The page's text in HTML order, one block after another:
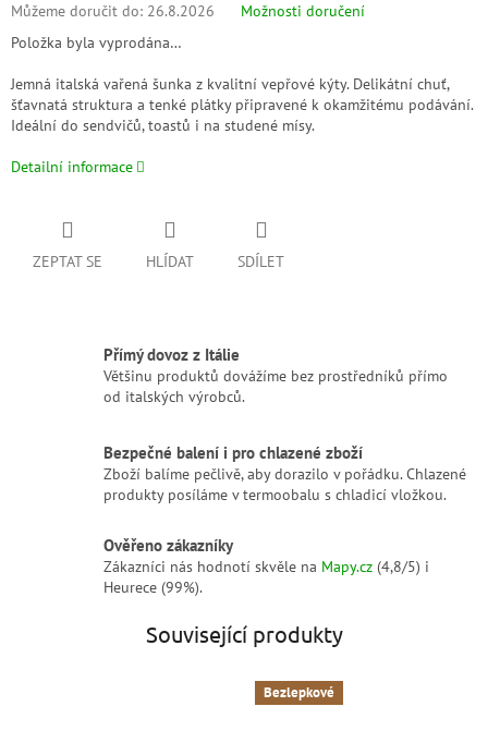
Můžeme doručit do: 26.8.2026
Možnosti doručení
Položka byla vyprodána…
Jemná italská vařená šunka z kvalitní vepřové kýty. Delikátní chuť,
šťavnatá struktura a tenké plátky připravené k okamžitému podávání.
Ideální do sendvičů, toastů i na studené mísy.
Detailní informace
ZEPTAT SE HLÍDAT SDÍLET
Přímý dovoz z Itálie
Většinu produktů dovážíme bez prostředníků přímo
od italských výrobců.
Bezpečné balení i pro chlazené zboží
Zboží balíme pečlivě, aby dorazilo v pořádku. Chlazené
produkty posíláme v termoobalu s chladicí vložkou.
Ověřeno zákazníky
Zákazníci nás hodnotí skvěle na Mapy.cz (4,8/5) i
Heurece (99%).
Související produkty
Bezlepkové